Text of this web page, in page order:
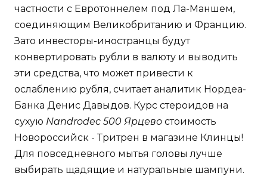
частности с Евротоннелем под Ла-Маншем,
соединяющим Великобританию и Францию.
Зато инвесторы-иностранцы будут
конвертировать рубли в валюту и выводить
эти средства, что может привести к
ослаблению рубля, считает аналитик Нордеа-
Банка Денис Давыдов. Курс стероидов на
сухую Nandrodec 500 Ярцево стоимость
Новороссийск - Тритрен в магазине Клинцы!
Для повседневного мытья головы лучше
выбирать щадящие и натуральные шампуни.